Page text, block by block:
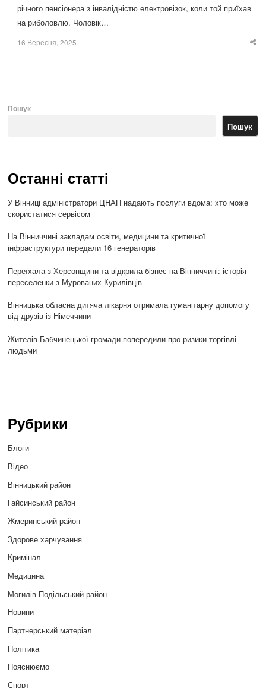
річного пенсіонера з інвалідністю електровізок, коли той приїхав
на риболовлю. Чоловік…
16 Вересня, 2025
Пошук
Пошук
Останні статті
У Вінниці адміністратори ЦНАП надають послуги вдома: хто може
скористатися сервісом
На Вінниччині закладам освіти, медицини та критичної
інфраструктури передали 16 генераторів
Переїхала з Херсонщини та відкрила бізнес на Вінниччині: історія
переселенки з Мурованих Курилівців
Вінницька обласна дитяча лікарня отримала гуманітарну допомогу
від друзів із Німеччини
Жителів Бабчинецької громади попередили про ризики торгівлі
людьми
Рубрики
Блоги
Відео
Вінницький район
Гайсинський район
Жмеринський район
Здорове харчування
Кримінал
Медицина
Могилів-Подільський район
Новини
Партнерський матеріал
Політика
Пояснюємо
Спорт